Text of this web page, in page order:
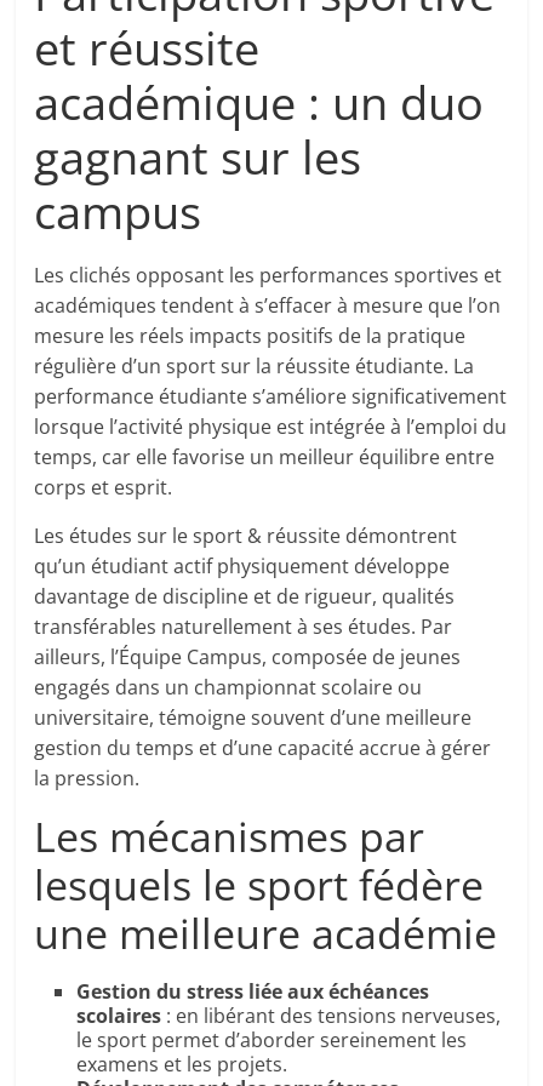
et réussite
académique : un duo
gagnant sur les
campus
Les clichés opposant les performances sportives et
académiques tendent à s’effacer à mesure que l’on
mesure les réels impacts positifs de la pratique
régulière d’un sport sur la réussite étudiante. La
performance étudiante s’améliore significativement
lorsque l’activité physique est intégrée à l’emploi du
temps, car elle favorise un meilleur équilibre entre
corps et esprit.
Les études sur le sport & réussite démontrent
qu’un étudiant actif physiquement développe
davantage de discipline et de rigueur, qualités
transférables naturellement à ses études. Par
ailleurs, l’Équipe Campus, composée de jeunes
engagés dans un championnat scolaire ou
universitaire, témoigne souvent d’une meilleure
gestion du temps et d’une capacité accrue à gérer
la pression.
Les mécanismes par
lesquels le sport fédère
une meilleure académie
Gestion du stress liée aux échéances
scolaires : en libérant des tensions nerveuses,
le sport permet d’aborder sereinement les
examens et les projets.